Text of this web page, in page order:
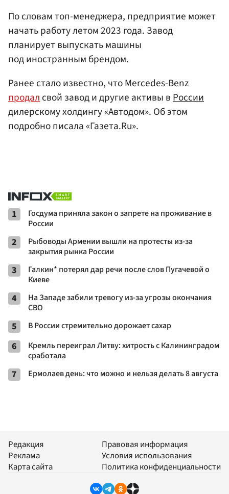
По словам топ-менеджера, предприятие может
начать работу летом 2023 года. Завод
планирует выпускать машины
под иностранным брендом.
Ранее стало известно, что Mercedes-Benz
продалсвой завод и другие активы вРоссии
дилерскому холдингу «Автодом». Об этом
подробно писала «Газета.Ru».
1
Госдума приняла закон о запрете на проживание в
России
2
Рыбоводы Армении вышли на протесты из-за
закрытия рынка России
3
Галкин* потерял дар речи после слов Пугачевой о
Киеве
4
На Западе забили тревогу из-за угрозы окончания
СВО
5 В России стремительно дорожает сахар
6
Кремль переиграл Литву: хитрость с Калининградом
сработала
7 Ермолаев день: что можно и нельзя делать 8 августа
Редакция
Реклама
Карта сайта
Правовая информация
Условия использования
Политика конфиденциальности